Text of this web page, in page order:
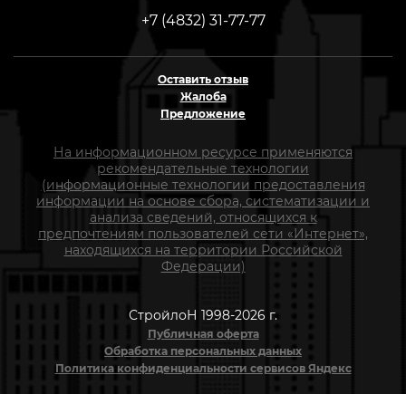
+7 (4832) 31-77-77
Оставить отзыв
Жалоба
Предложение
На информационном ресурсе применяются
рекомендательные технологии
(информационные технологии предоставления
информации на основе сбора, систематизации и
анализа сведений, относящихся к
предпочтениям пользователей сети «Интернет»,
находящихся на территории Российской
Федерации)
СтройлоН 1998-2026 г.
Публичная оферта
Обработка персональных данных
Политика конфиденциальности сервисов Яндекс